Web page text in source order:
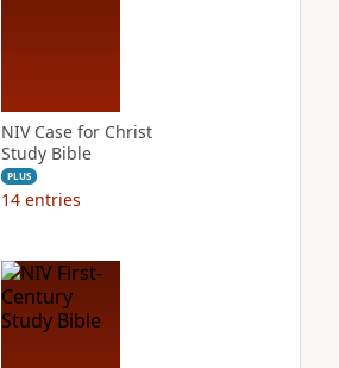
NIV Case for Christ
Study Bible
PLUS
14 entries